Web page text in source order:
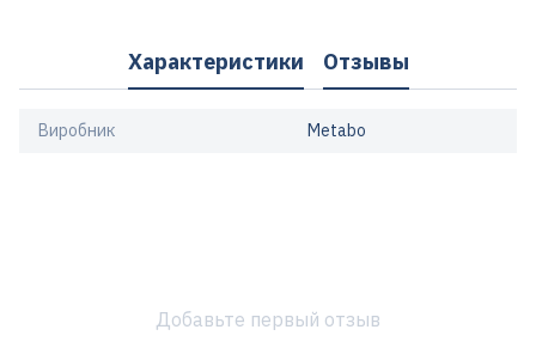
Характеристики Отзывы
Виробник Metabo
Добавьте первый отзыв